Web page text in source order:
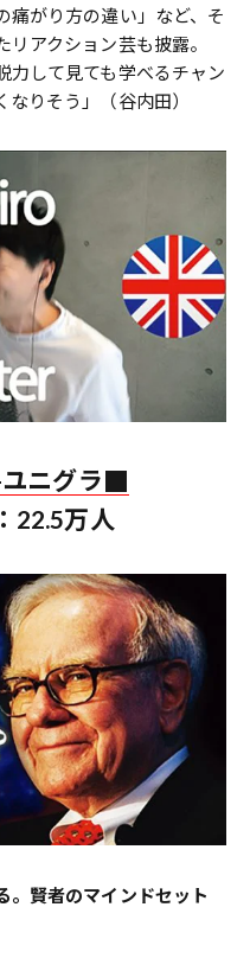
痛がり方の違い」など、そ
アクション芸も披露。
力して見ても学べるチャン
りそう」（谷内田）
ニグラ
22.5万人
。賢者のマインドセット